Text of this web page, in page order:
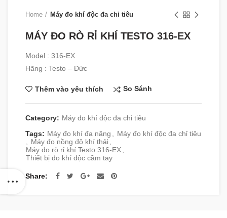
Home Máy đo khí độc đa chỉ tiêu
MÁY ĐO RÒ RỈ KHÍ TESTO 316-EX
Model : 316-EX
Hãng : Testo – Đức
Thêm vào yêu thích So Sánh
Category: Máy đo khí độc đa chỉ tiêu
Tags: Máy đo khí đa năng
Máy đo khí độc đa chỉ tiêu
Máy đo nồng độ khí thải
Máy đo rò rỉ khí Testo 316-EX
Thiết bị đo khí độc cầm tay
Share